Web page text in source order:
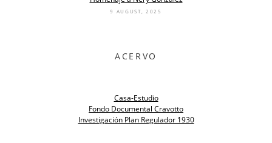
9 AUGUST, 2025
ACERVO
Casa-Estudio
Fondo Documental Cravotto
Investigación Plan Regulador 1930